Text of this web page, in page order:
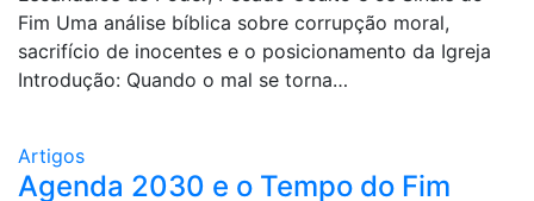
Fim Uma análise bíblica sobre corrupção moral,
sacrifício de inocentes e o posicionamento da Igreja
Introdução: Quando o mal se torna…
Artigos
Agenda 2030 e o Tempo do Fim